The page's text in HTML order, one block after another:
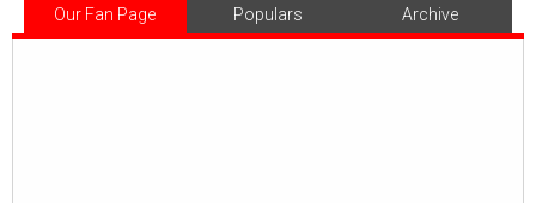
Our Fan Page Populars Archive